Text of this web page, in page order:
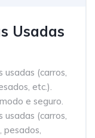
Usadas
(carros,
etc.).
e seguro.
(carros,
pesados,